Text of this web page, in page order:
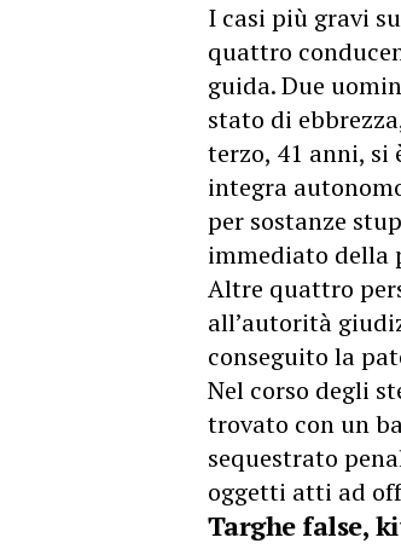
I casi più gravi
quattro
guida. Due
stato di
terzo, 41 anni,
integra
per sostanze
immediato della
Altre quattro
all’autorità
conseguito la
Nel corso degli
trovato con un
sequestrato
oggetti atti ad
Targhe false,